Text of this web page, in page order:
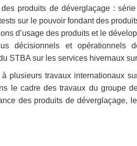
produits de déverglaçage :
sur le pouvoir fondant des
d’usage des produits et le
décisionnels et opérationnels
STBA sur les services hivernaux
plusieurs travaux internationaux
le cadre des travaux du groupe
des produits de déverglaçage,